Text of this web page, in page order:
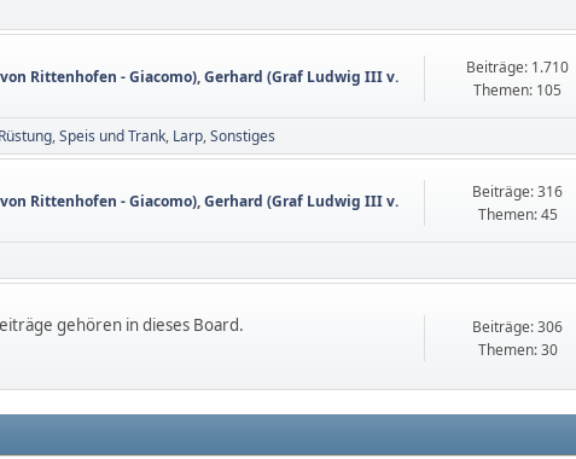
Rittenhofen - Giacomo),Gerhard (Graf Ludwig III v.
Beiträge: 1.710
Themen: 105
Speis und Trank Larp Sonstiges
Rittenhofen - Giacomo),Gerhard (Graf Ludwig III v.
Beiträge: 316
Themen: 45
gehören in dieses Board.
Beiträge: 306
Themen: 30